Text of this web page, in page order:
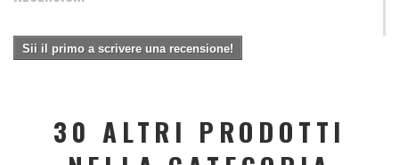
Sii il primo a scrivere una recensione!
30 ALTRI PRODOTTI